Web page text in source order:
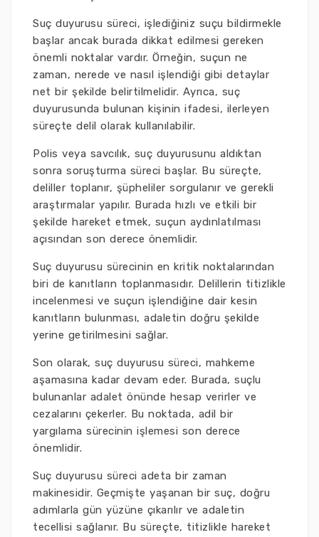
Suç duyurusu süreci, işlediğiniz suçu bildirmekle
başlar ancak burada dikkat edilmesi gereken
önemli noktalar vardır. Örneğin, suçun ne
zaman, nerede ve nasıl işlendiği gibi detaylar
net bir şekilde belirtilmelidir. Ayrıca, suç
duyurusunda bulunan kişinin ifadesi, ilerleyen
süreçte delil olarak kullanılabilir.
Polis veya savcılık, suç duyurusunu aldıktan
sonra soruşturma süreci başlar. Bu süreçte,
deliller toplanır, şüpheliler sorgulanır ve gerekli
araştırmalar yapılır. Burada hızlı ve etkili bir
şekilde hareket etmek, suçun aydınlatılması
açısından son derece önemlidir.
Suç duyurusu sürecinin en kritik noktalarından
biri de kanıtların toplanmasıdır. Delillerin titizlikle
incelenmesi ve suçun işlendiğine dair kesin
kanıtların bulunması, adaletin doğru şekilde
yerine getirilmesini sağlar.
Son olarak, suç duyurusu süreci, mahkeme
aşamasına kadar devam eder. Burada, suçlu
bulunanlar adalet önünde hesap verirler ve
cezalarını çekerler. Bu noktada, adil bir
yargılama sürecinin işlemesi son derece
önemlidir.
Suç duyurusu süreci adeta bir zaman
makinesidir. Geçmişte yaşanan bir suç, doğru
adımlarla gün yüzüne çıkarılır ve adaletin
tecellisi sağlanır. Bu süreçte, titizlikle hareket